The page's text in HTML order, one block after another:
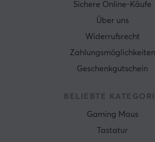
Sichere Online-Käufe
Über uns
Widerrufsrecht
Zahlungsmöglichkeiten
Geschenkgutschein
BELIEBTE
Gaming Maus
Tastatur